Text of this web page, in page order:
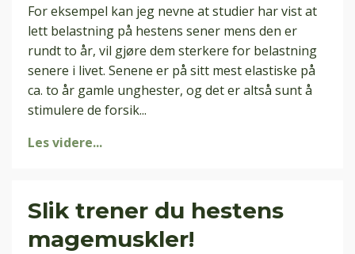
For eksempel kan jeg nevne at studier har vist at
lett belastning på hestens sener mens den er
rundt to år, vil gjøre dem sterkere for belastning
senere i livet. Senene er på sitt mest elastiske på
ca. to år gamle unghester, og det er altså sunt å
stimulere de forsik...
Les videre...
Slik trener du hestens
magemuskler!